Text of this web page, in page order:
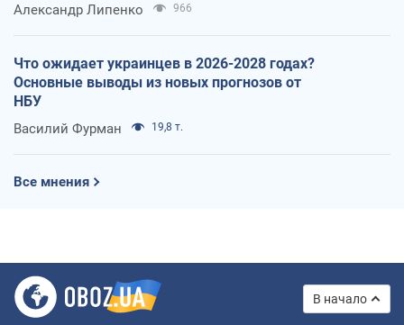
Александр Липенко 966
Что ожидает украинцев в 2026-2028 годах?
Основные выводы из новых прогнозов от
НБУ
Василий Фурман 19,8 т.
Все мнения
В начало